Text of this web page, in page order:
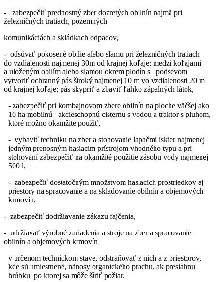
- zabezpečiť prednostný zber dozretých obilnín najmä pri
železničných tratiach, pozemných
komunikáciách a skládkach odpadov,
- odsúvať pokosené obilie alebo slamu pri železničných tratiach
do vzdialenosti najmenej 30m od krajnej koľaje; medzi koľajami
a uloženým obilím alebo slamou okrem plodín s podsevom
vytvoriť ochranný pás široký najmenej 10 m vo vzdialenosti 20 m
od krajnej koľaje; pás skypriť a zbaviť ľahko zápalných látok,
- zabezpečiť pri kombajnovom zbere obilnín na ploche väčšej ako
10 ha mobilnú akcieschopnú cisternu s vodou a traktor s pluhom,
ktoré možno okamžite použiť,
- vybaviť techniku na zber a stohovanie lapačmi iskier najmenej
jedným prenosným hasiacim prístrojom vhodného typu a pri
stohovaní zabezpečiť na okamžité použitie zásobu vody najmenej
500 l,
- zabezpečiť dostatočným množstvom hasiacich prostriedkov aj
priestory na spracovanie a na skladovanie obilnín a objemových
krmovín,
- zabezpečiť dodržiavanie zákazu fajčenia,
- udržiavať výrobné zariadenia a stroje na zber a spracovanie
obilnín a objemových krmovín
v určenom technickom stave, odstraňovať z nich a z priestorov,
kde sú umiestnené, nánosy organického prachu, ak presiahnu
hrúbku, po ktorej sa môže šíriť požiar.